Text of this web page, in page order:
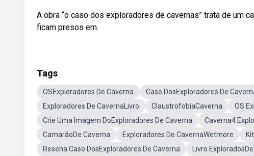
A obra “o caso dos exploradores de cavernas” trata de um
ficam presos em.
Tags
OSExploradores De Caverna Caso DosExploradores De
Exploradores De CavernaLivro
ClaustrofobiaCaverna
OS
Crie Uma Imagem DoExploradores De Caverna
Caverna4
CamarãoDe Caverna
Exploradores De CavernaWetmore
Reseha Caso DosExploradores De Caverna
Livro